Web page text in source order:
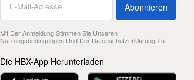
Abonnieren
Mit Der Anmeldung Stimmen Sie Unseren
NutzungsbedingungenUnd Der DatenschutzerklärungZu.
Die HBX-App Herunterladen